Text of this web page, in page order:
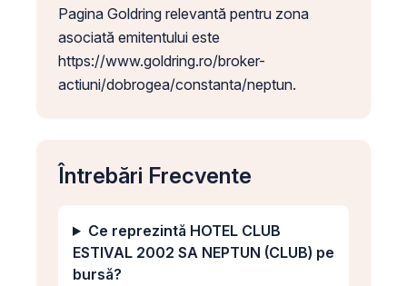
Pagina Goldring relevantă pentru zona
asociată emitentului este
https://www.goldring.ro/broker-
actiuni/dobrogea/constanta/neptun.
Întrebări Frecvente
Ce reprezintă HOTEL CLUB
ESTIVAL 2002 SA NEPTUN (CLUB) pe
bursă?